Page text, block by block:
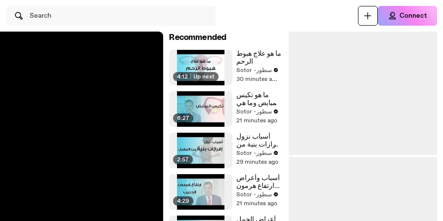
Search Connect
Recommended
4:12 Up next
ما هو علاج هبوط
الرحم
Sotor -سطور
30 minutes ago
6:27
ما هو تكيس
المبايض وما هي
العوامل المسببة
له
Sotor -سطور
21 minutes ago
2:57
أسباب نزول
إفرازات بنية من
المهبل Sotor -سطور
29 minutes ago
4:29
أسباب وأعراض
ارتفاع هرمون
الحليب قبل
الدورة
Sotor -سطور
21 minutes ago